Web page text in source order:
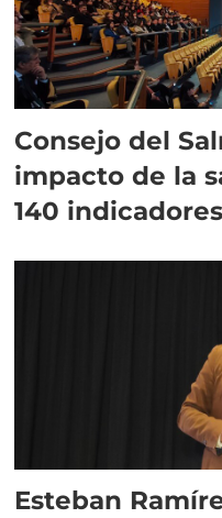
Consejo del
impacto de la
140 indicadores
Esteban